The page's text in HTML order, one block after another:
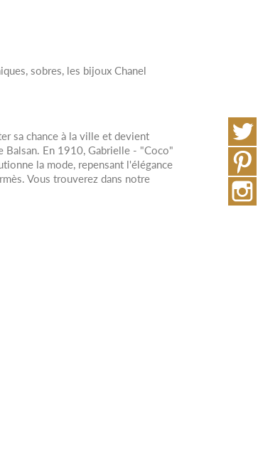
sobres, les bijoux Chanel
sa chance à la ville et devient
Balsan. En 1910, Gabrielle - "Coco"
la mode, repensant l'élégance
Vous trouverez dans notre